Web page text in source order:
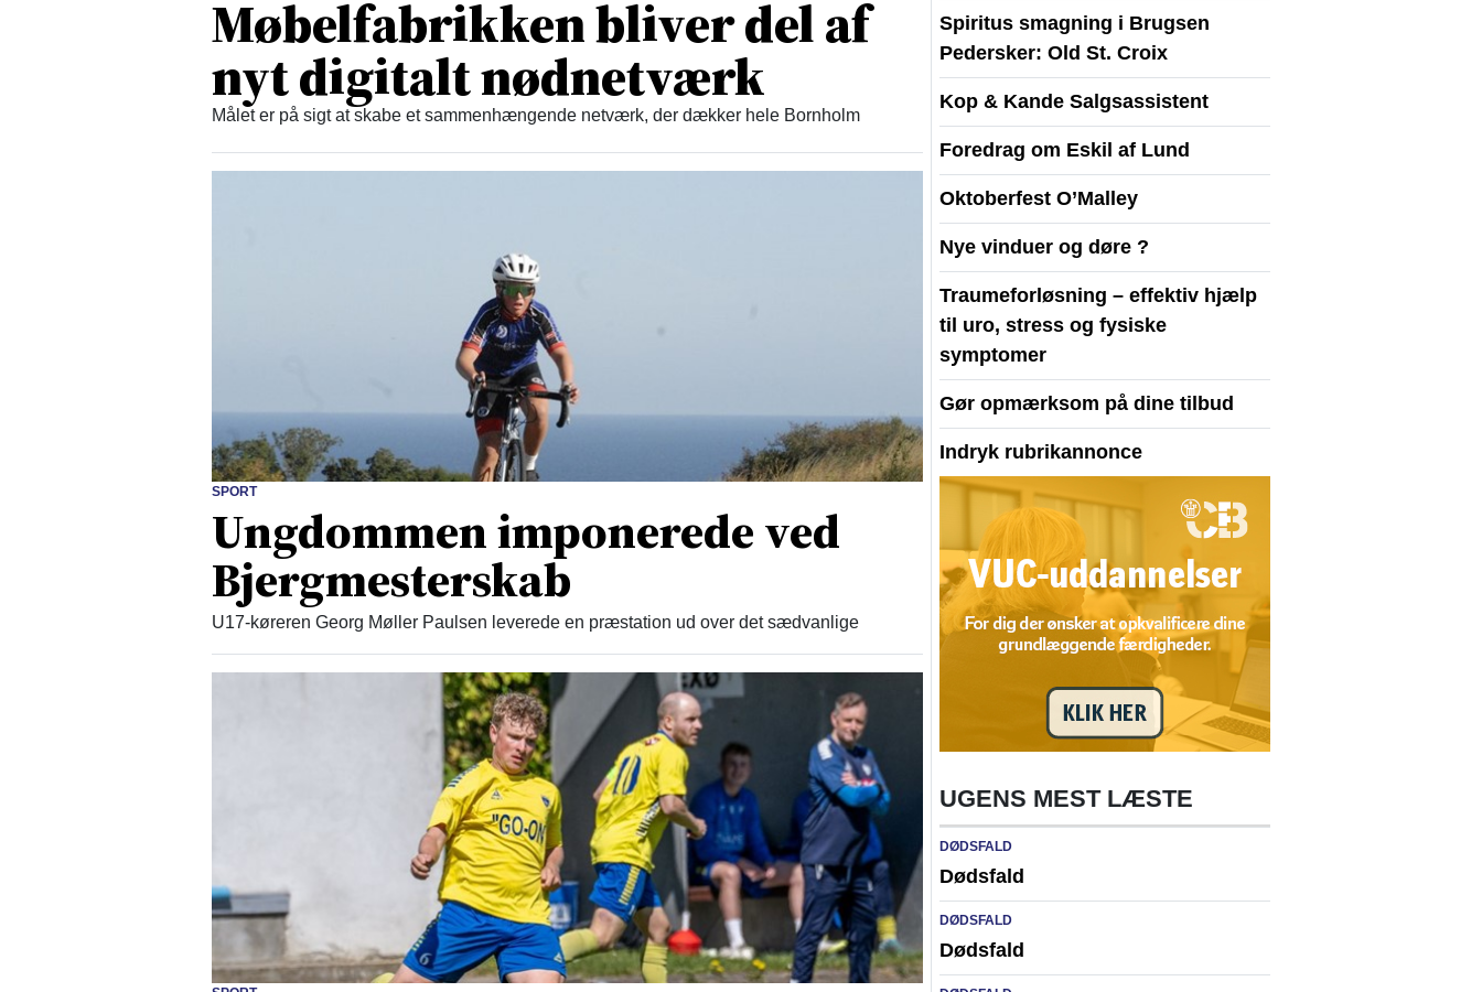
Møbelfabrikken bliver del af
nyt digitalt nødnetværk
Målet er på sigt at skabe et sammenhængende netværk, der dækker hele Bornholm
SPORT
Ungdommen imponerede ved
Bjergmesterskab
U17-køreren Georg Møller Paulsen leverede en præstation ud over det sædvanlige
Spiritus smagning i Brugsen
Pedersker: Old St. Croix
Kop & Kande Salgsassistent
Foredrag om Eskil af Lund
Oktoberfest O’Malley
Nye vinduer og døre ?
Traumeforløsning – effektiv hjælp
til uro, stress og fysiske
symptomer
Gør opmærksom på dine tilbud
Indryk rubrikannonce
UGENS MEST LÆSTE
DØDSFALD
Dødsfald
DØDSFALD
Dødsfald